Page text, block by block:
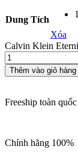
Dung Tích
Xóa
Calvin Klein
Thêm vào giỏ hàng
Freeship toàn quốc
Chính hãng 100%